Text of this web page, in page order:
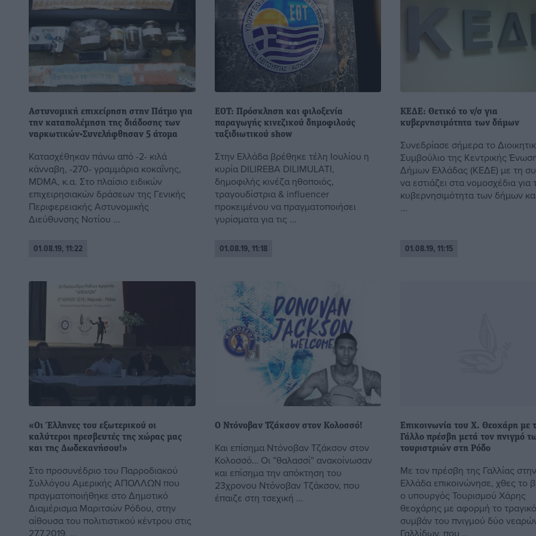
Αστυνομική επιχείρηση στην Πάτμο για
την καταπολέμηση της διάδοσης των
ναρκωτικών-Συνελήφθησαν 5 άτομα
Κατασχέθηκαν πάνω από -2- κιλά
κάνναβη, -270- γραμμάρια κοκαΐνης,
MDMA, κ.α. Στο πλαίσιο ειδικών
επιχειρησιακών δράσεων της Γενικής
Περιφερειακής Αστυνομικής
Διεύθυνσης Νοτίου ...
01.08.19, 11:22
ΕΟΤ: Πρόσκληση και φιλοξενία
παραγωγής κινεζικού δημοφιλούς
ταξιδιωτικού show
Στην Ελλάδα βρέθηκε τέλη Ιουλίου η
κυρία DILIREBA DILIMULATI,
δημοφιλής κινέζα ηθοποιός,
τραγουδίστρια & influencer
προκειμένου να πραγματοποιήσει
γυρίσματα για τις ...
01.08.19, 11:18
ΚΕΔΕ: Θετικό το ν/σ για
κυβερνησιμότητα των δήμων
Συνεδρίασε σήμερα το
Συμβούλιο της Κεντρικής
Δήμων Ελλάδας (ΚΕΔΕ) με τη
να εστιάζει στα νομοσχέδια για
κυβερνησιμότητα των δήμων
...
01.08.19, 11:15
«Οι Έλληνες του εξωτερικού οι
καλύτεροι πρεσβευτές της χώρας μας
και της Δωδεκανήσου!»
Στο προσυνέδριο του Παρροδιακού
Συλλόγου Αμερικής ΑΠΟΛΛΩΝ που
πραγματοποιήθηκε στο Δημοτικό
Διαμέρισμα Μαριτσών Ρόδου, στην
αίθουσα του πολιτιστικού κέντρου στις
27.7.2019, ...
Ο Ντόνοβαν Τζάκσον στον Κολοσσό!
Και επίσημα Ντόνοβαν Τζάκσον στον
Κολοσσό… Οι ”θαλασσί” ανακοίνωσαν
και επίσημα την απόκτηση του
23χρονου Ντόνοβαν Τζάκσον, που
έπαιζε στη τσεχική ...
Επικοινωνία του Χ. Θεοχάρη με
Γάλλο πρέσβη μετά τον πνιγμό
τουριστριών στη Ρόδο
Με τον πρέσβη της Γαλλίας στην
Ελλάδα επικοινώνησε, χθες το
ο υπουργός Τουρισμού Χάρης
θεοχάρης με αφορμή το τραγικό
συμβάν του πνιγμού δύο
Γαλλίδων, που ...